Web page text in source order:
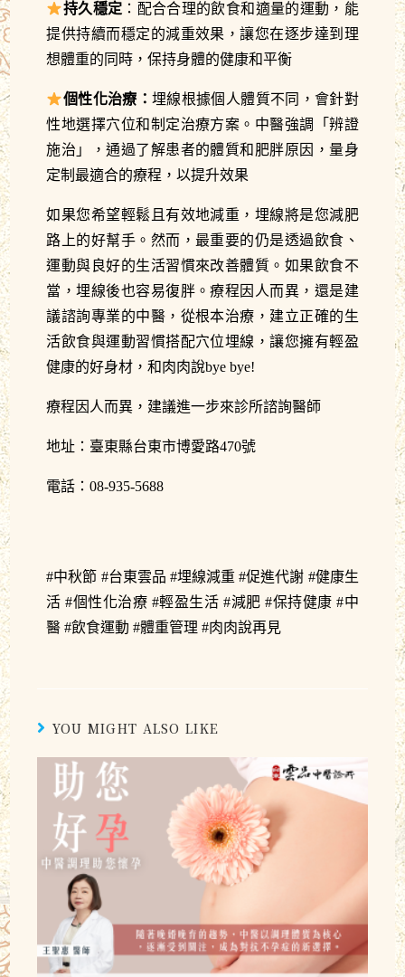
持久穩定 ：配合合理的飲食和適量的運動，能
提供持續而穩定的減重效果，讓您在逐步達到理
想體重的同時，保持身體的健康和平衡
個性化治療：埋線根據個人體質不同，會針對
性地選擇穴位和制定治療方案。中醫強調「辨證
施治」，通過了解患者的體質和肥胖原因，量身
定制最適合的療程，以提升效果
如果您希望輕鬆且有效地減重，埋線將是您減肥
路上的好幫手。然而，最重要的仍是透過飲食、
運動與良好的生活習慣來改善體質。如果飲食不
當，埋線後也容易復胖。療程因人而異，還是建
議諮詢專業的中醫，從根本治療，建立正確的生
活飲食與運動習慣搭配穴位埋線，讓您擁有輕盈
健康的好身材，和肉肉說bye bye!
療程因人而異，建議進一步來診所諮詢醫師
地址：臺東縣台東市博愛路470號
電話：08-935-5688
#中秋節 #台東雲品 #埋線減重 #促進代謝 #健康生
活 #個性化治療 #輕盈生活 #減肥 #保持健康 #中
醫 #飲食運動 #體重管理 #肉肉說再見
YOU MIGHT ALSO LIKE